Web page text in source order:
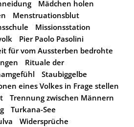
Mädchen holen
Menstruationsblut
Missionsstation
Pier Paolo Pasolini
für vom Aussterben bedrohte
Rituale der
Staubiggelbe
eines Volkes in Frage stellen
Trennung zwischen Männern
Turkana-See
Widersprüche